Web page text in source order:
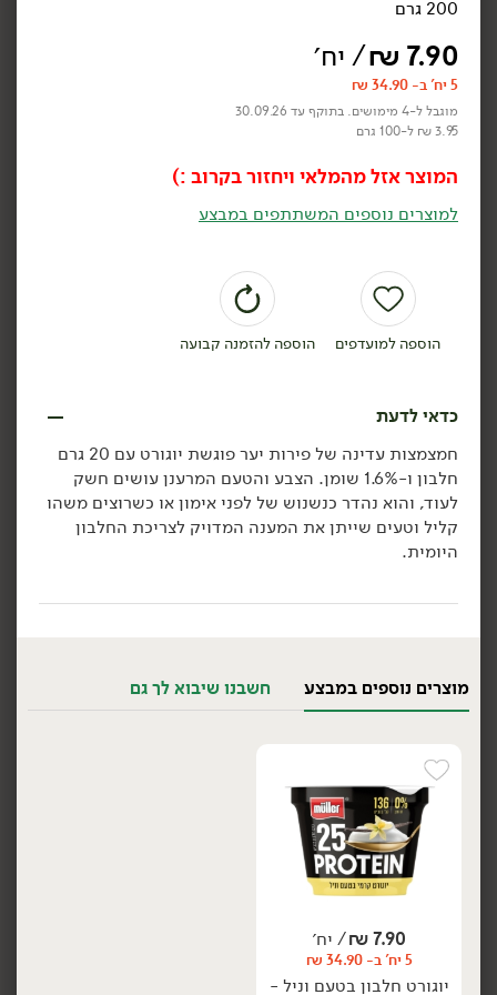
יוגורמה כבשים דלי -
850 גרם
3.87 ₪ ל-100 גרם
יח׳ יורט 5% BIO
'חוות הבופאלו'
3.19 ₪ ל-100 גרם
הוספה לסל
יח׳
ופצפוצים מקורמלים -
170 גרם
5.24 ₪ ל-100 גרם
הוספה לסל
5 יח' ב- 34.90 ₪
יוגורט חלבון בטעם וניל -
'muller'
200 גרם
3.95 ₪ ל-100 גרם
אורגני טבעוני
200 גרם
7.90
₪/ יח׳
5 יח' ב- 34.90 ₪
מוגבל ל-4 מימושים. בתוקף עד 30.09.26
3.95 ₪ ל-100 גרם
המוצר אזל מהמלאי ויחזור בקרוב :)
למוצרים נוספים המשתתפים במבצע
הוספה למועדפים הוספה להזמנה קבועה
כדאי לדעת
חמצמצות עדינה של פירות יער פוגשת יוגורט עם 20 גרם
חלבון ו-1.6% שומן. הצבע והטעם המרענן עושים חשק
לעוד, והוא נהדר כנשנוש של לפני אימון או כשרוצים משהו
קליל וטעים שייתן את המענה המדויק לצריכת החלבון
היומית.
מוצרים נוספים במבצע חשבנו שיבוא לך גם
7.90
₪/ יח׳
5 יח' ב- 34.90 ₪
יוגורט חלבון בטעם וניל -